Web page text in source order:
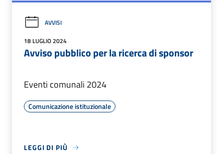
AVVISI
18 LUGLIO 2024
Avviso pubblico per la ricerca di sponsor
Eventi comunali 2024
Comunicazione istituzionale
LEGGI DI PIÙ